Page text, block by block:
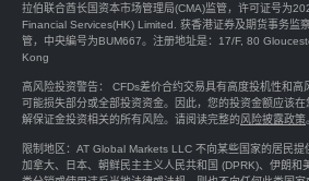
拉伯联合酋长国资本市场管理局(CMA)监管，许可证号为
Financial Services(HK) Limited. 获香港证券及期货事务监
管，中央編号为BUM667。注册地址是：17/F, 80
Kong
高风险投资警告： CFDs差价合约交易具有高度投机性和
可能损失部分或全部投资资金。因此，您的投资金额应该
解保证金投资相关的所有风险。请阅读完整的风险披露政策
限制地区：AT Global Markets LLC 不向某些国家的居民
加拿大、日本、朝鲜民主主义人民共和国 (DPRK)、伊朗和